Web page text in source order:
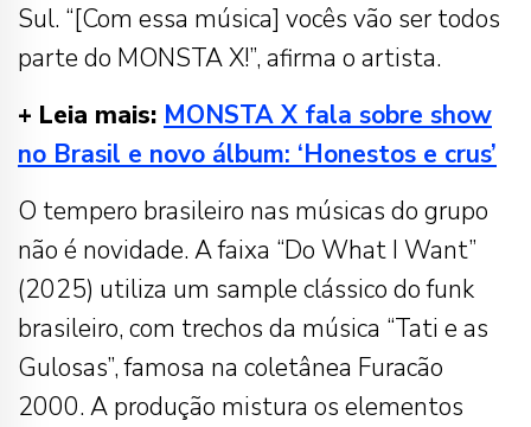
Sul. “[Com essa música] vocês vão ser todos
parte do MONSTA X!”, afirma o artista.
+ Leia mais: MONSTA X fala sobre show
no Brasil e novo álbum: ‘Honestos e crus’
O tempero brasileiro nas músicas do grupo
não é novidade. A faixa “Do What I Want”
(2025) utiliza um sample clássico do funk
brasileiro, com trechos da música “Tati e as
Gulosas”, famosa na coletânea Furacão
2000. A produção mistura os elementos